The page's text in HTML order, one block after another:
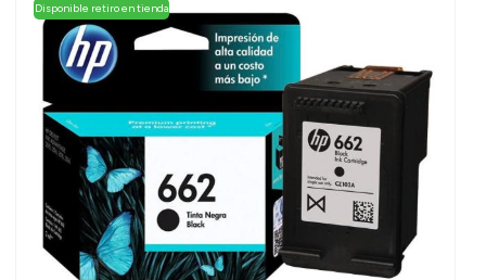
Disponible retiro en tienda